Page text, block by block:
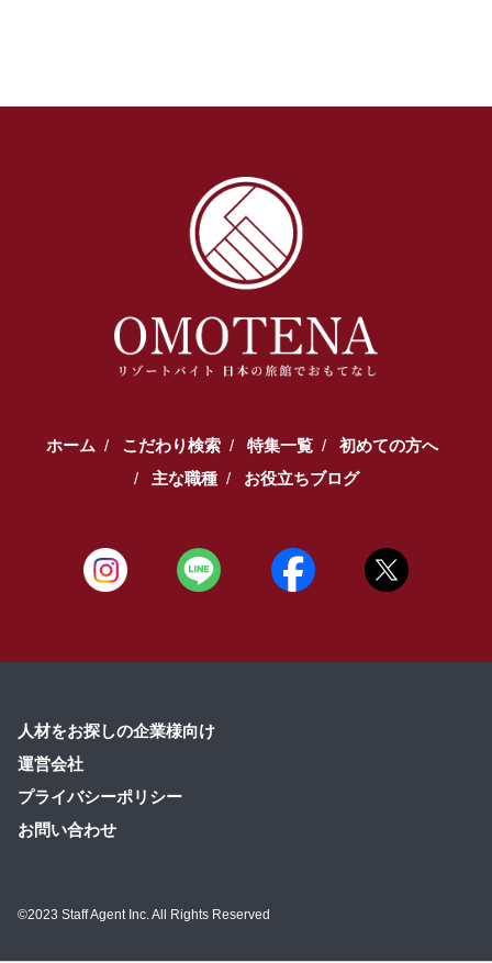
ホーム こだわり検索 特集一覧
初めての方へ
主な職種
お役立ちブログ
人材をお探しの企業様向け
運営会社
プライバシーポリシー
お問い合わせ
©2023 Staff Agent Inc. All Rights Reserved